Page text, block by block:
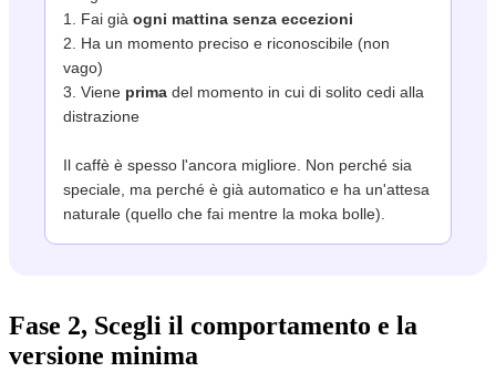
1. Fai già ogni mattina senza eccezioni
2. Ha un momento preciso e riconoscibile (non
vago)
3. Viene prima del momento in cui di solito cedi alla
distrazione
Il caffè è spesso l'ancora migliore. Non perché sia
speciale, ma perché è già automatico e ha un'attesa
naturale (quello che fai mentre la moka bolle).
Fase 2, Scegli il comportamento e la
versione minima